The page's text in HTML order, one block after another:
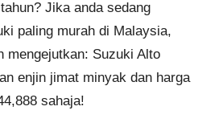
Jika anda sedang
paling murah di Malaysia,
mengejutkan: Suzuki Alto
enjin jimat minyak dan harga
sahaja!